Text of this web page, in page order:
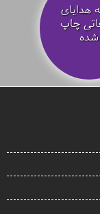
هدایای
چاپ
شده